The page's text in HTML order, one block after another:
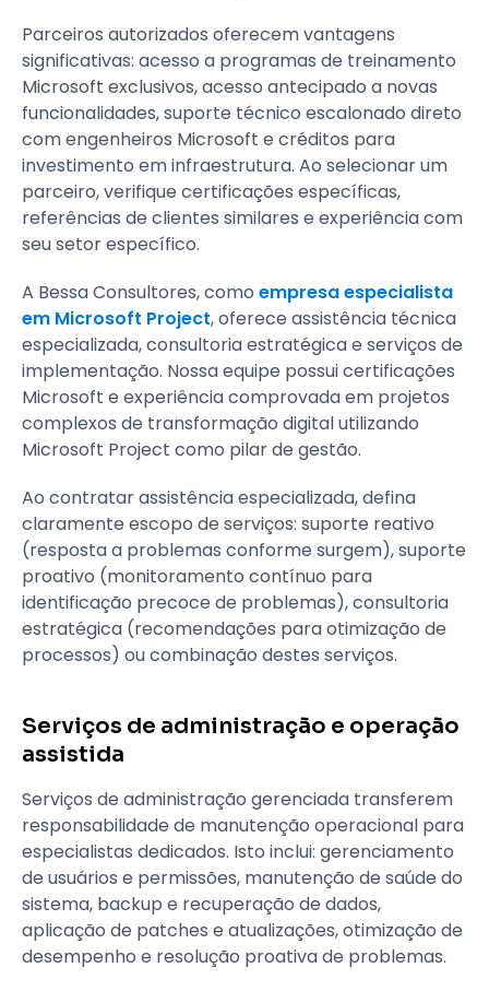
Parceiros autorizados oferecem vantagens
significativas: acesso a programas de treinamento
Microsoft exclusivos, acesso antecipado a novas
funcionalidades, suporte técnico escalonado direto
com engenheiros Microsoft e créditos para
investimento em infraestrutura. Ao selecionar um
parceiro, verifique certificações específicas,
referências de clientes similares e experiência com
seu setor específico.
A Bessa Consultores, como empresa especialista
em Microsoft Project, oferece assistência técnica
especializada, consultoria estratégica e serviços de
implementação. Nossa equipe possui certificações
Microsoft e experiência comprovada em projetos
complexos de transformação digital utilizando
Microsoft Project como pilar de gestão.
Ao contratar assistência especializada, defina
claramente escopo de serviços: suporte reativo
(resposta a problemas conforme surgem), suporte
proativo (monitoramento contínuo para
identificação precoce de problemas), consultoria
estratégica (recomendações para otimização de
processos) ou combinação destes serviços.
Serviços de administração e operação
assistida
Serviços de administração gerenciada transferem
responsabilidade de manutenção operacional para
especialistas dedicados. Isto inclui: gerenciamento
de usuários e permissões, manutenção de saúde do
sistema, backup e recuperação de dados,
aplicação de patches e atualizações, otimização de
desempenho e resolução proativa de problemas.